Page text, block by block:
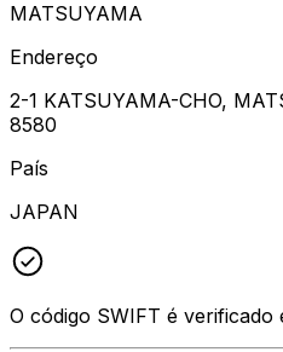
MATSUYAMA
Endereço
2-1 KATSUYAMA-CHO,
8580
País
JAPAN
O código SWIFT é